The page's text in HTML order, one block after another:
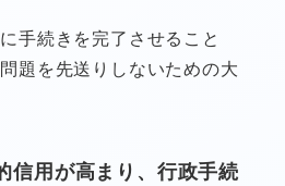
手続きを完了させること
題を先送りしないための大
信用が高まり、行政手続